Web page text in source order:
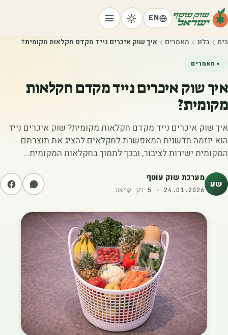
EN
בית בלוג מאמרים איך שוק איכרים נייד מקדם חקלאות מקומית?
מאמרים
איך שוק איכרים נייד מקדם חקלאות
מקומית?
איך שוק איכרים נייד מקדם חקלאות מקומית? שוק איכרים נייד
הוא יוזמה חדשנית המאפשרת לחקלאים להציג את תוצרתם
המקומית ישירות לציבור, ובכך לתמוך בחקלאות המקומית…
שע מערכת שוק עוטף
24.01.2026
·
5 דק׳ קריאה